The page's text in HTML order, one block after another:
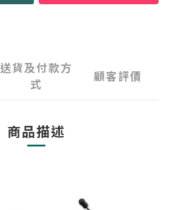
送貨及付款方
式
顧客評價
商品描述